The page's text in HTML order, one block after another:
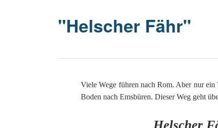
"Helscher Fähr"
Viele Wege führen nach Rom. Aber nur
Boden nach Emsbüren. Dieser Weg geht